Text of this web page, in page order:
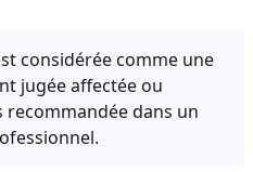
considérée comme une
jugée affectée ou
recommandée dans un